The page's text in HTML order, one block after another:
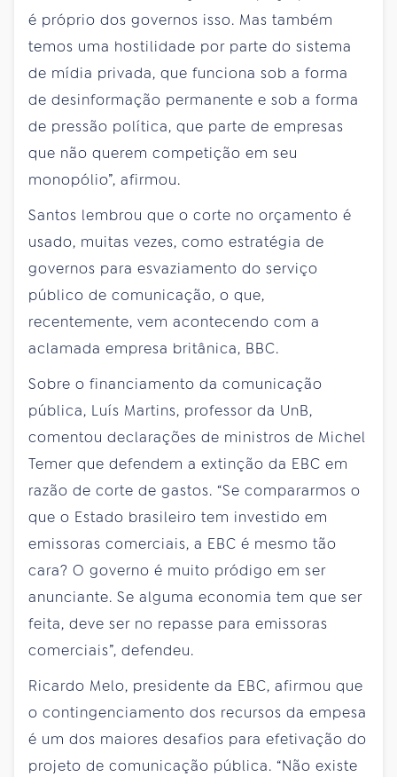
é próprio dos governos isso. Mas também
temos uma hostilidade por parte do sistema
de mídia privada, que funciona sob a forma
de desinformação permanente e sob a forma
de pressão política, que parte de empresas
que não querem competição em seu
monopólio”, afirmou.
Santos lembrou que o corte no orçamento é
usado, muitas vezes, como estratégia de
governos para esvaziamento do serviço
público de comunicação, o que,
recentemente, vem acontecendo com a
aclamada empresa britânica, BBC.
Sobre o financiamento da comunicação
pública, Luís Martins, professor da UnB,
comentou declarações de ministros de Michel
Temer que defendem a extinção da EBC em
razão de corte de gastos. “Se compararmos o
que o Estado brasileiro tem investido em
emissoras comerciais, a EBC é mesmo tão
cara? O governo é muito pródigo em ser
anunciante. Se alguma economia tem que ser
feita, deve ser no repasse para emissoras
comerciais”, defendeu.
Ricardo Melo, presidente da EBC, afirmou que
o contingenciamento dos recursos da empesa
é um dos maiores desafios para efetivação do
projeto de comunicação pública. “Não existe